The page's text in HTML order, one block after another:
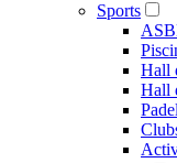
Sports
Hall
Hall
Padel